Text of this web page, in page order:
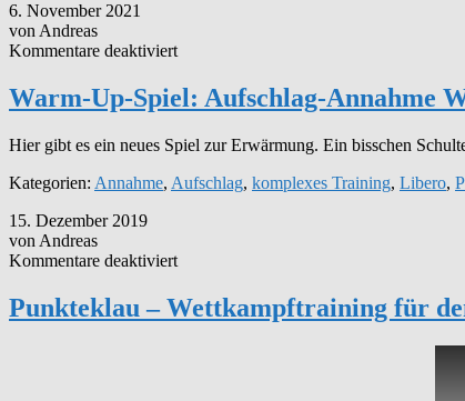
–
TrainerMOOC
9/11
6. November 2021
von Andreas
Kommentare deaktiviertfür
Up-
Spiel:
Annahme
zur
Warm-Up-Spiel: Aufschlag-Annahme
Hier gibt es ein neues Spiel zur Erwärmung. Ein bisschen
Kategorien: Annahme, Aufschlag, komplexes Training, Libero,
15. Dezember 2019
von Andreas
Kommentare deaktiviertfür
–
Wettkampftraining
Punkteklau – Wettkampftraining für